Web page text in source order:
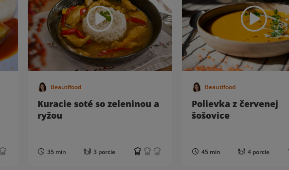
Beautifood
Kuracie soté so zeleninou a
ryžou
35 min 3 porcie
Beautifood
Polievka z červenej
šošovice
45 min 4 porcie